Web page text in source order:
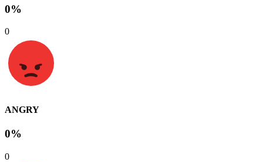
0%
0
ANGRY
0%
0